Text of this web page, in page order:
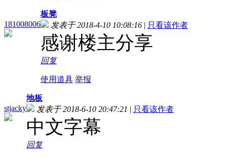
181008006
板凳
发表于 2018-4-10 10:08:16 | 只看该作者
感谢楼主分享
回复
使用道具 举报
stjacky
地板
发表于 2018-6-10 20:47:21 | 只看该作者
中文字幕
回复